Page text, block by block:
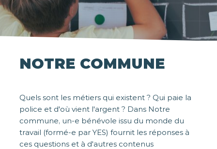
NOTRE COMMUNE
Quels sont les métiers qui existent ? Qui paie la
police et d'où vient l'argent ? Dans Notre
commune, un-e bénévole issu du monde du
travail (formé-e par YES) fournit les réponses à
ces questions et à d'autres contenus